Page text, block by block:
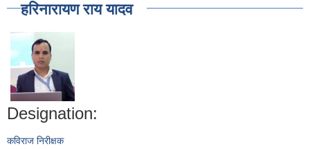
हरिनारायण राय यादव
Designation:
कविराज निरीक्षक